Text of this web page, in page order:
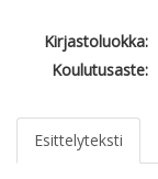
Kirjastoluokka:
Koulutusaste:
Esittelyteksti